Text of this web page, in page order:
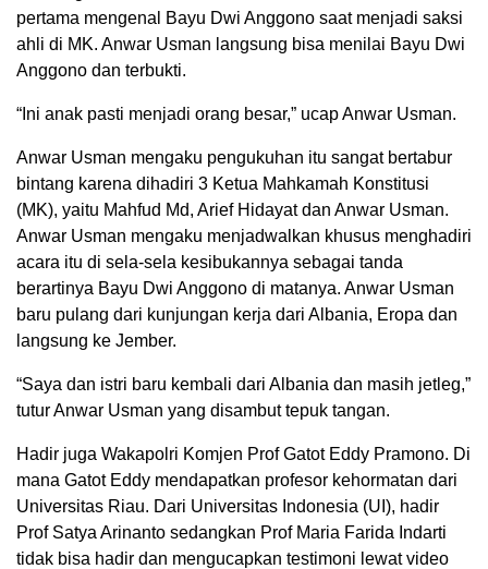
pertama mengenal Bayu Dwi Anggono saat menjadi saksi
ahli di MK. Anwar Usman langsung bisa menilai Bayu Dwi
Anggono dan terbukti.
“Ini anak pasti menjadi orang besar,” ucap Anwar Usman.
Anwar Usman mengaku pengukuhan itu sangat bertabur
bintang karena dihadiri 3 Ketua Mahkamah Konstitusi
(MK), yaitu Mahfud Md, Arief Hidayat dan Anwar Usman.
Anwar Usman mengaku menjadwalkan khusus menghadiri
acara itu di sela-sela kesibukannya sebagai tanda
berartinya Bayu Dwi Anggono di matanya. Anwar Usman
baru pulang dari kunjungan kerja dari Albania, Eropa dan
langsung ke Jember.
“Saya dan istri baru kembali dari Albania dan masih jetleg,”
tutur Anwar Usman yang disambut tepuk tangan.
Hadir juga Wakapolri Komjen Prof Gatot Eddy Pramono. Di
mana Gatot Eddy mendapatkan profesor kehormatan dari
Universitas Riau. Dari Universitas Indonesia (UI), hadir
Prof Satya Arinanto sedangkan Prof Maria Farida Indarti
tidak bisa hadir dan mengucapkan testimoni lewat video